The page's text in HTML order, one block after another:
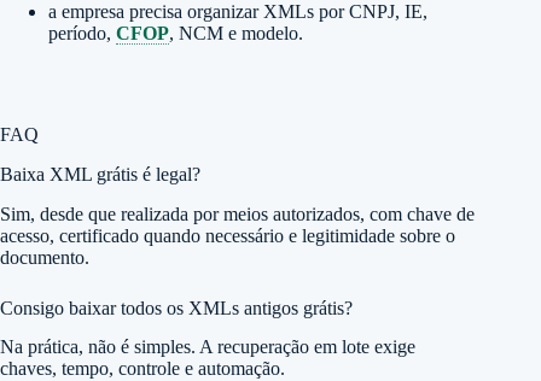
a empresa precisa organizar XMLs por CNPJ, IE,
período, CFOP, NCM e modelo.
FAQ
Baixa XML grátis é legal?
Sim, desde que realizada por meios autorizados, com chave de
acesso, certificado quando necessário e legitimidade sobre o
documento.
Consigo baixar todos os XMLs antigos grátis?
Na prática, não é simples. A recuperação em lote exige
chaves, tempo, controle e automação.